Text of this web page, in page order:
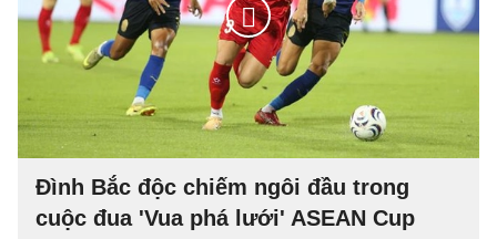
Đình Bắc độc chiếm ngôi đầu trong
cuộc đua 'Vua phá lưới' ASEAN Cup